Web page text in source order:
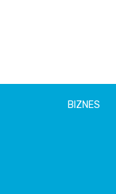
BIZNES